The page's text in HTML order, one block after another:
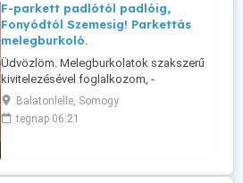
F-parkett padlótól padlóig,
Fonyódtól Szemesig! Parkettás
melegburkoló.
Üdvözlöm. Melegburkolatok szakszerű
kivitelezésével foglalkozom, -
Hagyományos fából keszült parketta,
svedpadló, hajópadló lerakásával és ezek
felújításaval, csiszolás lakkozás
Szőnyeg - Pvc - Modulszőnyeg
Balatonlelle, Somogy
tegnap 06:21